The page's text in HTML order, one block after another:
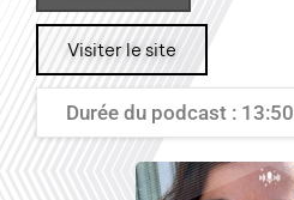
Visiter le site
Durée du podcast : 13:50